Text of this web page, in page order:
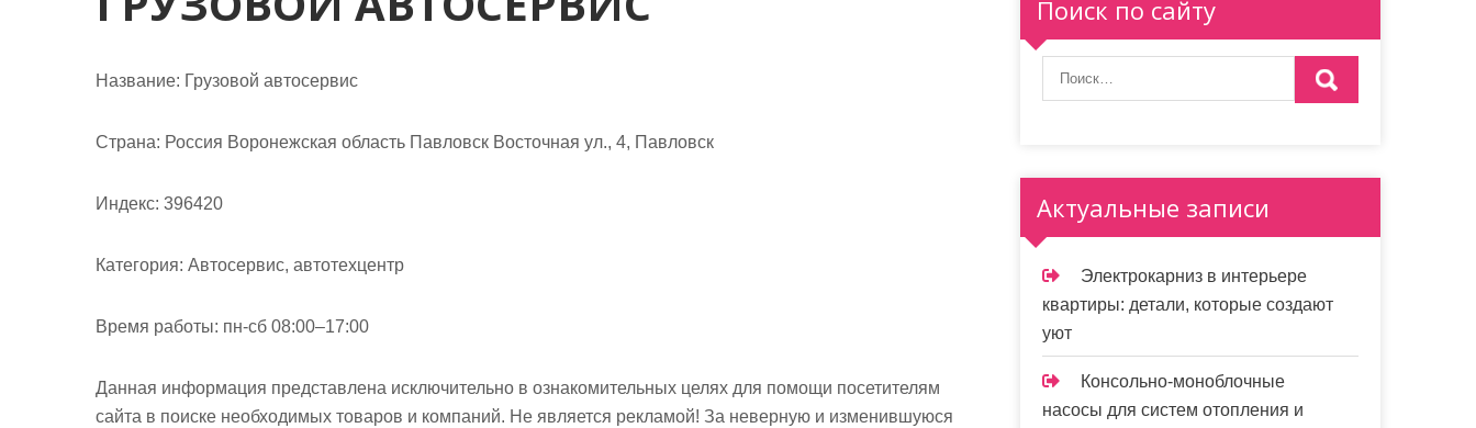
Название: Грузовой автосервис
Страна: Россия Воронежская область Павловск Восточная ул., 4, Павловск
Индекс: 396420
Категория: Автосервис, автотехцентр
Время работы: пн-сб 08:00–17:00
Данная информация представлена исключительно в ознакомительных целях для помощи посетителям
сайта в поиске необходимых товаров и компаний. Не является рекламой! За неверную и изменившуюся
Поиск по сайту
Актуальные записи
Электрокарниз в интерьере
квартиры: детали, которые создают
уют
Консольно-моноблочные
насосы для систем отопления и